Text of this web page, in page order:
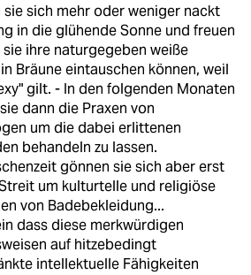
sie sich mehr oder weniger nackt
in die glühende Sonne und freuen
sie ihre naturgegeben weiße
Bräune eintauschen können, weil
gilt. - In den folgenden Monaten
dann die Praxen von
um die dabei erlittenen
behandeln zu lassen.
gönnen sie sich aber erst
um kulturtelle und religiöse
von Badebekleidung...
dass diese merkwürdigen
auf hitzebedingt
intellektuelle Fähigkeiten